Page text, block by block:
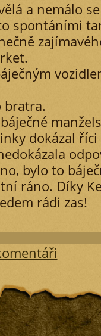
a nemálo
spontáními
bratra.
dokázal říci
bylo to
ráno. Díky
rádi zas!